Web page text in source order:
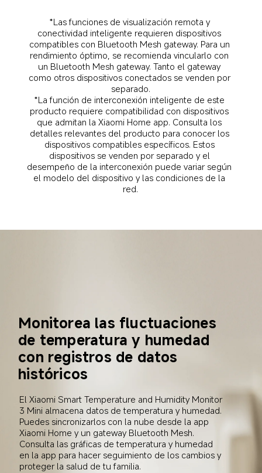
*Las funciones de visualización remota y
conectividad inteligente requieren dispositivos
compatibles con Bluetooth Mesh gateway. Para un
rendimiento óptimo, se recomienda vincularlo con
un Bluetooth Mesh gateway. Tanto el gateway
como otros dispositivos conectados se venden por
separado.
*La función de interconexión inteligente de este
producto requiere compatibilidad con dispositivos
que admitan la Xiaomi Home app. Consulta los
detalles relevantes del producto para conocer los
dispositivos compatibles específicos. Estos
dispositivos se venden por separado y el
desempeño de la interconexión puede variar según
el modelo del dispositivo y las condiciones de la
red.
Monitorea las fluctuaciones
de temperatura y humedad
con registros de datos
históricos
El Xiaomi Smart Temperature and Humidity Monitor
3 Mini almacena datos de temperatura y humedad.
Puedes sincronizarlos con la nube desde la app
Xiaomi Home y un gateway Bluetooth Mesh.
Consulta las gráficas de temperatura y humedad
en la app para hacer seguimiento de los cambios y
proteger la salud de tu familia.